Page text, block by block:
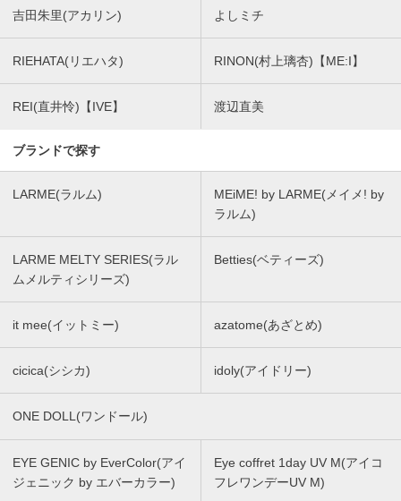
吉田朱里(アカリン) よしミチ
RIEHATA(リエハタ) RINON(村上璃杏)【ME:I】
REI(直井怜)【IVE】 渡辺直美
ブランドで探す
LARME(ラルム)
MEiME! by LARME(メイメ! by
ラルム)
LARME MELTY SERIES(ラル
ムメルティシリーズ)
Betties(ベティーズ)
it mee(イットミー) azatome(あざとめ)
cicica(シシカ) idoly(アイドリー)
ONE DOLL(ワンドール)
EYE GENIC by EverColor(アイ
ジェニック by エバーカラー)
Eye coffret 1day UV M(アイコ
フレワンデーUV M)